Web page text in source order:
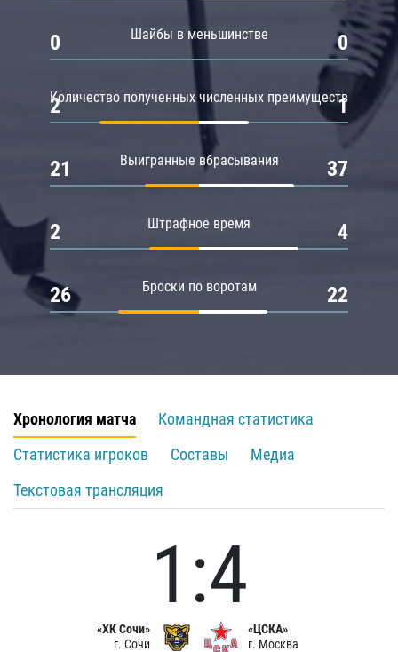
Шайбы в меньшинстве
0 0
Количество полученных численных преимуществ
2 1
Выигранные вбрасывания
21 37
Штрафное время
2 4
Броски по воротам
26 22
Хронология матча
Командная статистика
Статистика игроков
Составы
Медиа
Текстовая трансляция
«ХК Сочи»
г. Сочи
1:4
«ЦСКА»
г. Москва